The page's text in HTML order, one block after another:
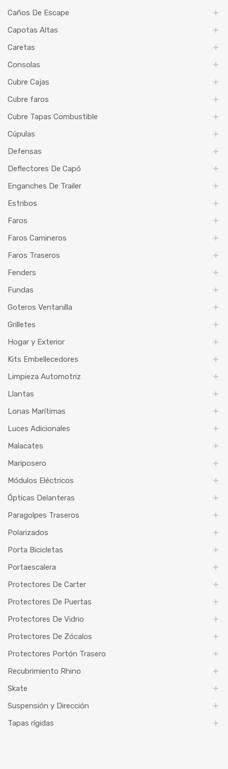
Caños De Escape
Capotas Altas
Caretas
Consolas
Cubre Cajas
Cubre faros
Cubre Tapas Combustible
Cúpulas
Defensas
Deflectores De Capó
Enganches De Trailer
Estribos
Faros
Faros Camineros
Faros Traseros
Fenders
Fundas
Goteros Ventanilla
Grilletes
Hogar y Exterior
Kits Embellecedores
Limpieza Automotriz
Llantas
Lonas Marítimas
Luces Adicionales
Malacates
Mariposero
Módulos Eléctricos
Ópticas Delanteras
Paragolpes Traseros
Polarizados
Porta Bicicletas
Portaescalera
Protectores De Carter
Protectores De Puertas
Protectores De Vidrio
Protectores De Zócalos
Protectores Portón Trasero
Recubrimiento Rhino
Skate
Suspensión y Dirección
Tapas rígidas